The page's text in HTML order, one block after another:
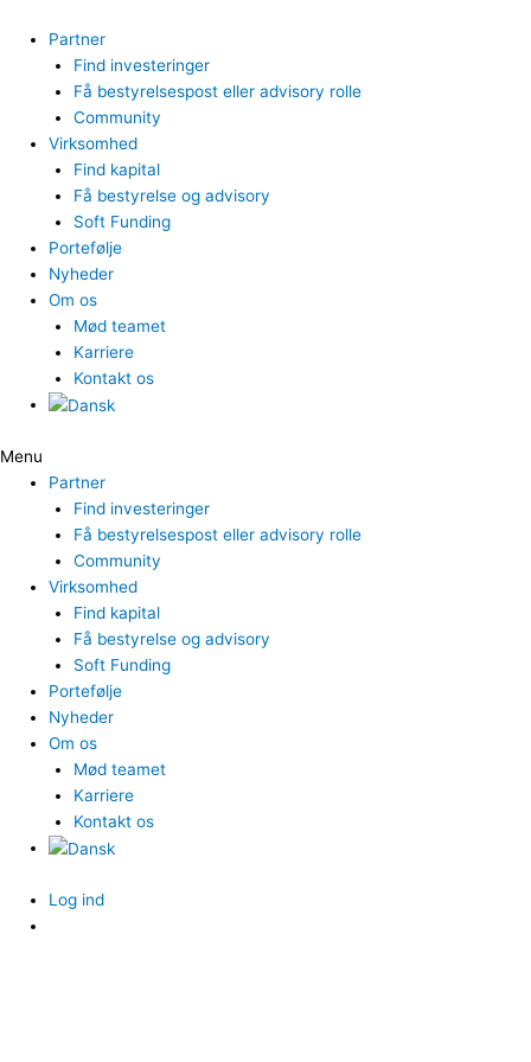
indholdet
Partner
Find investeringer
Få bestyrelsespost eller advisory rolle
Community
Virksomhed
Find kapital
Få bestyrelse og advisory
Soft Funding
Portefølje
Nyheder
Om os
Mød teamet
Karriere
Kontakt os
Menu
Partner
Find investeringer
Få bestyrelsespost eller advisory rolle
Community
Virksomhed
Find kapital
Få bestyrelse og advisory
Soft Funding
Portefølje
Nyheder
Om os
Mød teamet
Karriere
Kontakt os
Log ind